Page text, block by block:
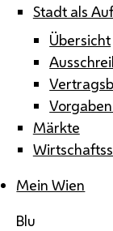
Stadt als
Übersicht
Märkte
Mein Wien
Blu